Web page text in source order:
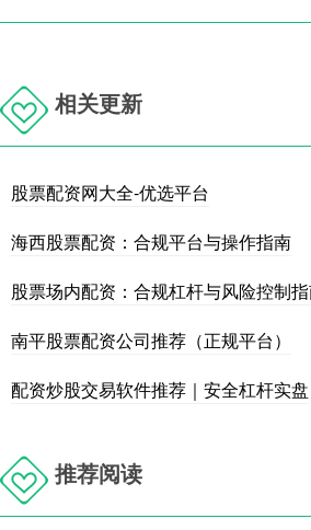
相关更新
股票配资网大全-优选平台
海西股票配资：合规平台与操作指南
股票场内配资：合规杠杆与风险控制
南平股票配资公司推荐（正规平台）
配资炒股交易软件推荐｜安全杠杆实盘
推荐阅读